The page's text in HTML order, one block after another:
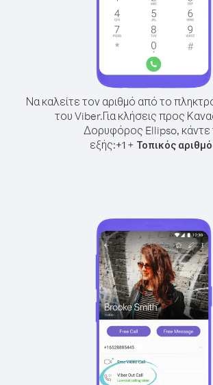
Να καλείτε τον αριθμό από το
του Viber.Για κλήσεις προς
Δορυφόρος Ellipso, κάντε
εξής:+1+ Τοπικός